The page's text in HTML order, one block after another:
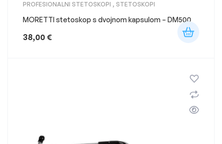
PROFESIONALNI STETOSKOPI , STETOSKOPI
MORETTI stetoskop s dvojnom kapsulom – DM500
38,00 €